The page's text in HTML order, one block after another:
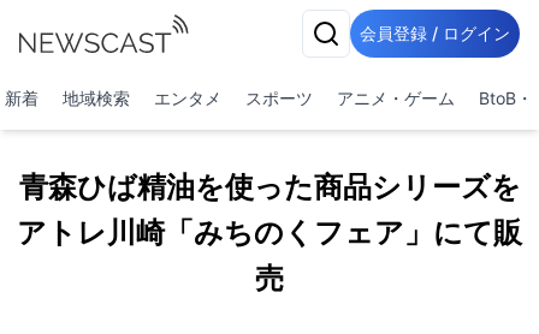
会員登録 / ログイン
新着 地域検索 エンタメ スポーツ アニメ・ゲーム BtoB・
青森ひば精油を使った商品シリーズを
アトレ川崎「みちのくフェア」にて販
売